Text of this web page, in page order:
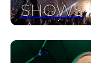
SHOWS